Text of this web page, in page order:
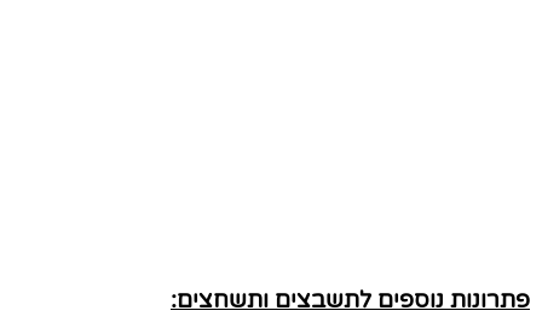
פתרונות נוספים לתשבצים ותשחצים: